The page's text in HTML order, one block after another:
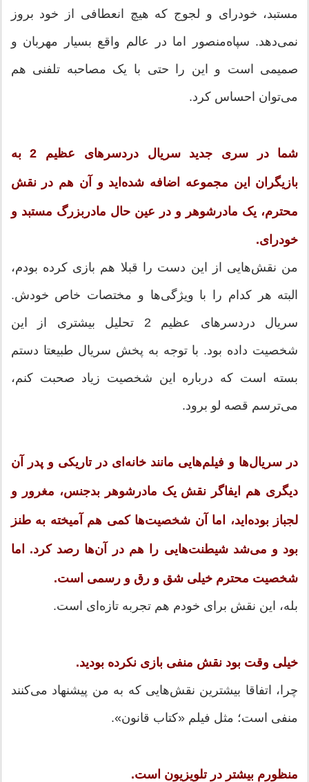
مستبد، خودرای و لجوج که هیچ انعطافی از خود بروز
نمی‌دهد. سپاه‌منصور اما در عالم واقع بسیار مهربان و
صمیمی است و این را حتی با یک مصاحبه تلفنی هم
می‌توان احساس کرد.
شما در سری جدید سریال دردسرهای عظیم 2 به
بازیگران این مجموعه اضافه شده‌اید و آن هم در نقش
محترم، یک مادرشوهر و در عین حال مادربزرگ مستبد و
خودرای.
من نقش‌هایی از این دست را قبلا هم بازی کرده بودم،
البته هر کدام را با ویژگی‌ها و مختصات خاص خودش.
سریال دردسرهای عظیم 2 تحلیل بیشتری از این
شخصیت داده بود. با توجه به پخش سریال طبیعتا دستم
بسته است که درباره این شخصیت زیاد صحبت کنم،
می‌ترسم قصه لو برود.
در سریال‌ها و فیلم‌هایی مانند خانه‌ای در تاریکی و پدر آن
دیگری هم ایفاگر نقش یک مادرشوهر بدجنس، مغرور و
لجباز بوده‌اید، اما آن شخصیت‌ها کمی هم آمیخته به طنز
بود و می‌شد شیطنت‌هایی را هم در آن‌ها رصد کرد. اما
شخصیت محترم خیلی شق و رق و رسمی است.
بله، این نقش برای خودم هم تجربه تازه‌ای است.
خیلی وقت بود نقش منفی بازی نکرده بودید.
چرا، اتفاقا بیشترین نقش‌هایی که به من پیشنهاد می‌کنند
منفی است؛ مثل فیلم «کتاب قانون».
منظورم بیشتر در تلویزیون است.